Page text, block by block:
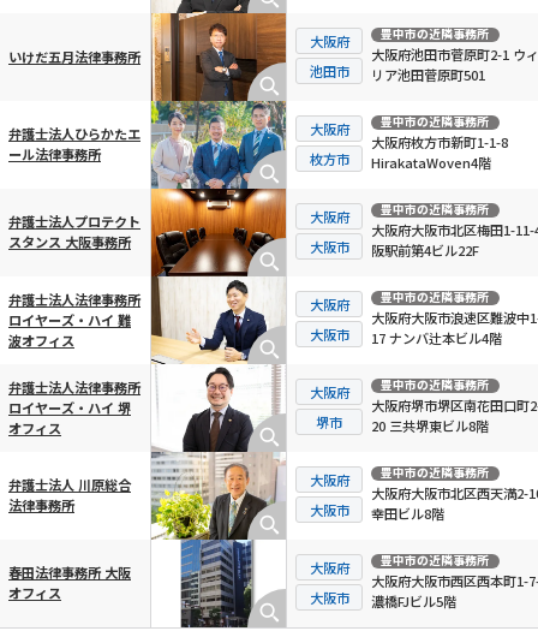
いけだ五月法律事務所
大阪府
池田市
豊中市の近隣事務所
大阪府池田市菅原町2-1 ウ
リア池田菅原町501
弁護士法人ひらかたエ
ール法律事務所
大阪府
枚方市
豊中市の近隣事務所
大阪府枚方市新町1-1-8
HirakataWoven4階
弁護士法人プロテクト
スタンス 大阪事務所
大阪府
大阪市
豊中市の近隣事務所
大阪府大阪市北区梅田1-11-
阪駅前第4ビル22F
弁護士法人法律事務所
ロイヤーズ・ハイ 難
波オフィス
大阪府
大阪市
豊中市の近隣事務所
大阪府大阪市浪速区難波中
17 ナンバ辻本ビル4階
弁護士法人法律事務所
ロイヤーズ・ハイ 堺
オフィス
大阪府
堺市
豊中市の近隣事務所
大阪府堺市堺区南花田口町
20 三共堺東ビル8階
弁護士法人 川原総合
法律事務所
大阪府
大阪市
豊中市の近隣事務所
大阪府大阪市北区西天満2-
幸田ビル8階
春田法律事務所 大阪
オフィス
大阪府
大阪市
豊中市の近隣事務所
大阪府大阪市西区西本町1-
濃橋FJビル5階